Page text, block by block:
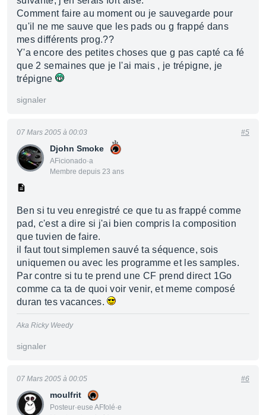
Comment faire au moment ou je sauvegarde pour
qu'il ne me sauve que les pads ou g frappé dans
mes différents prog.??
Y'a encore des petites choses que g pas capté ca fé
que 2 semaines que je l'ai mais , je trépigne, je
trépigne
signaler
Djohn Smoke
AFicionado·a
Membre depuis 23 ans
07 Mars 2005 à 00:03 #5
Ben si tu veu enregistré ce que tu as frappé comme
pad, c'est a dire si j'ai bien compris la composition
que tuvien de faire.
il faut tout simplemen sauvé ta séquence, sois
uniquemen ou avec les programme et les samples.
Par contre si tu te prend une CF prend direct 1Go
comme ca ta de quoi voir venir, et meme composé
duran tes vacances.
Aka Ricky Weedy
signaler
moulfrit
Posteur·euse AFfolé·e
07 Mars 2005 à 00:05 #6